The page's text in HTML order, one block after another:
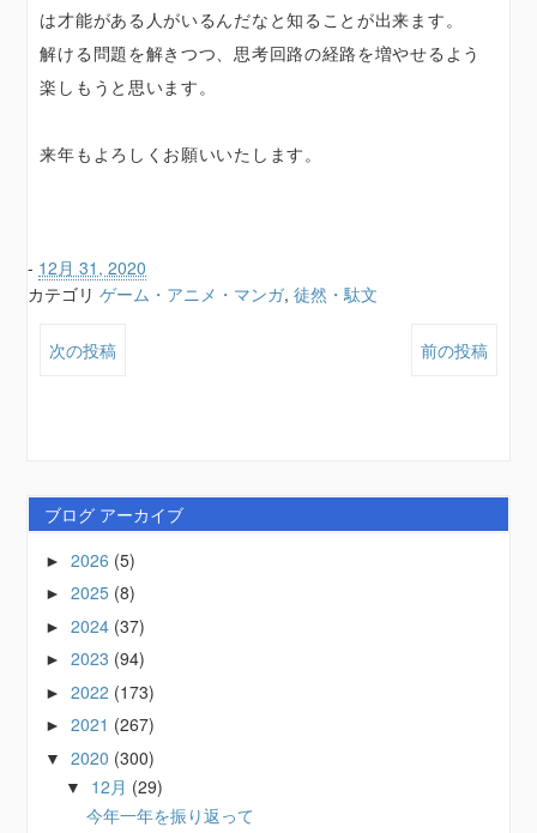
は才能がある人がいるんだなと知ることが出来ます。
解ける問題を解きつつ、思考回路の経路を増やせるよう
楽しもうと思います。
来年もよろしくお願いいたします。
- 12月 31, 2020
カテゴリゲーム・アニメ・マンガ,徒然・駄文
次の投稿 前の投稿
ブログ アーカイブ
►2026 (5)
►2025 (8)
►2024 (37)
►2023 (94)
►2022 (173)
►2021 (267)
▼2020 (300)
▼ 12月 (29)
今年一年を振り返って